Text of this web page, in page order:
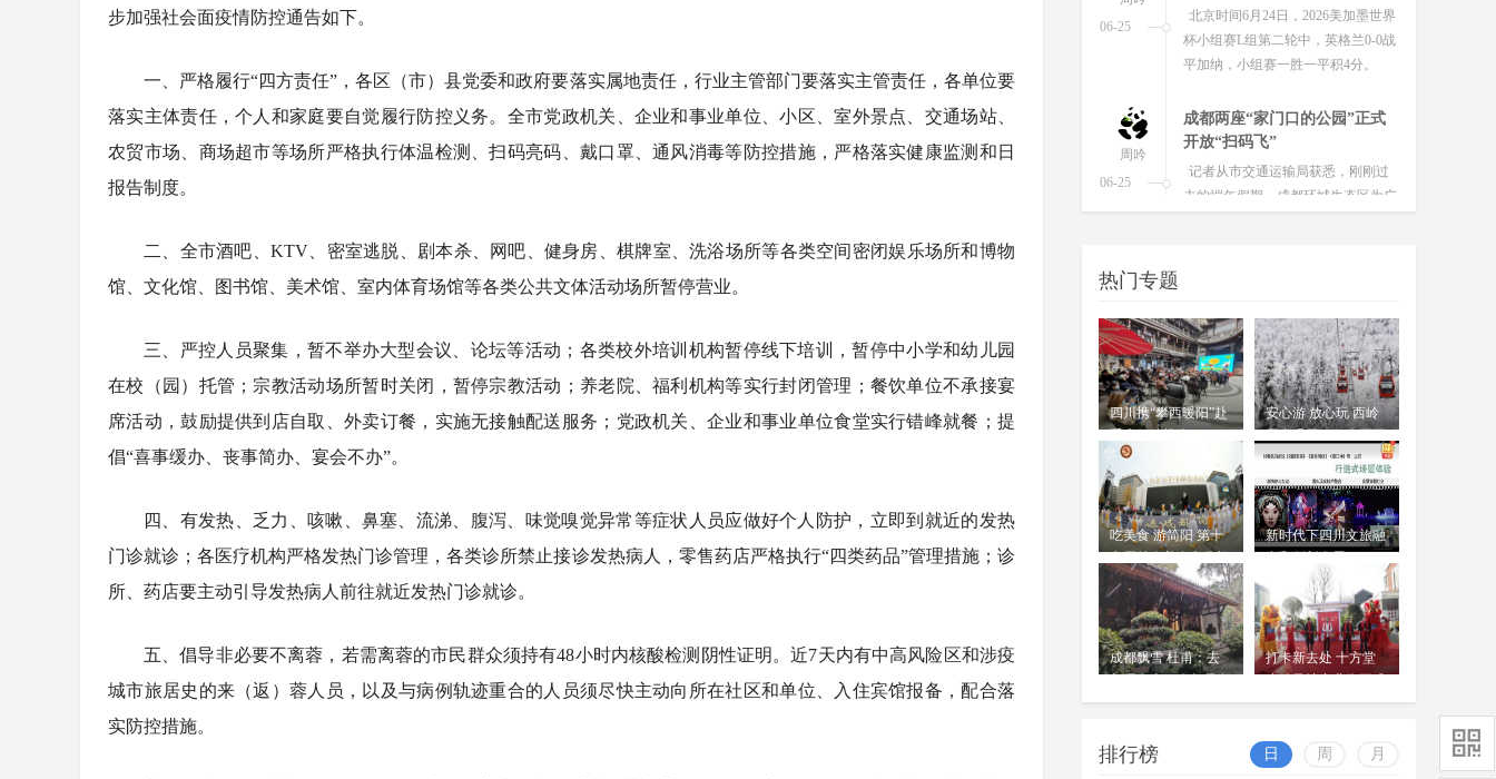
步加强社会面疫情防控通告如下。
一、严格履行“四方责任”，各区（市）县党委和政府要落实属地责任，行业主管部门要落实主管责任，各单位要
落实主体责任，个人和家庭要自觉履行防控义务。全市党政机关、企业和事业单位、小区、室外景点、交通场站、
农贸市场、商场超市等场所严格执行体温检测、扫码亮码、戴口罩、通风消毒等防控措施，严格落实健康监测和日
报告制度。
二、全市酒吧、KTV、密室逃脱、剧本杀、网吧、健身房、棋牌室、洗浴场所等各类空间密闭娱乐场所和博物
馆、文化馆、图书馆、美术馆、室内体育场馆等各类公共文体活动场所暂停营业。
三、严控人员聚集，暂不举办大型会议、论坛等活动；各类校外培训机构暂停线下培训，暂停中小学和幼儿园
在校（园）托管；宗教活动场所暂时关闭，暂停宗教活动；养老院、福利机构等实行封闭管理；餐饮单位不承接宴
席活动，鼓励提供到店自取、外卖订餐，实施无接触配送服务；党政机关、企业和事业单位食堂实行错峰就餐；提
倡“喜事缓办、丧事简办、宴会不办”。
四、有发热、乏力、咳嗽、鼻塞、流涕、腹泻、味觉嗅觉异常等症状人员应做好个人防护，立即到就近的发热
门诊就诊；各医疗机构严格发热门诊管理，各类诊所禁止接诊发热病人，零售药店严格执行“四类药品”管理措施；诊
所、药店要主动引导发热病人前往就近发热门诊就诊。
五、倡导非必要不离蓉，若需离蓉的市民群众须持有48小时内核酸检测阴性证明。近7天内有中高风险区和涉疫
城市旅居史的来（返）蓉人员，以及与病例轨迹重合的人员须尽快主动向所在社区和单位、入住宾馆报备，配合落
实防控措施。
06-25
成都两座“家门口的公园”正式
记者从市交通运输局获悉，刚刚过
去的端午假期，成都环城生态区为广
属“节日礼物”——中和湿地公园与
06-24
省运会公路自行车项目收官 蓉
赛事在自贡卧龙湖公园圆满收...
06-23
周吟
佛得角打进队史世界杯首球 伊
朗0比0逼平10人比利时 西班牙4
比0沙特，18岁亚马尔首球
北京时间6月22日上午，世界杯小组
赛H组第二轮，佛得角队迎战乌拉圭
队。
06-23
周吟
“奔奔”来啦！四川省第十一届
残疾人运动会暨第六届特殊奥
林匹克运动会标志标识正式发
布
四川省第十一届残疾人运动会暨第
六届特殊奥林匹克运动会将于2026年
9月在广安、内江、宜宾举办。
06-23
雨过天晴 绝美画卷 成都再
现“窗含西岭千秋雪”
成都迎来了久违的“水晶天”，不仅市
热门专题
四川携“攀西暖阳”赴
安心游 放心玩 西岭
放
吃美食 游简阳 第十
游季今日开幕
新时代下四川文旅融
成都飘雪 杜甫：去
地
打卡新去处 十方堂
开放
排行榜 日 周 月